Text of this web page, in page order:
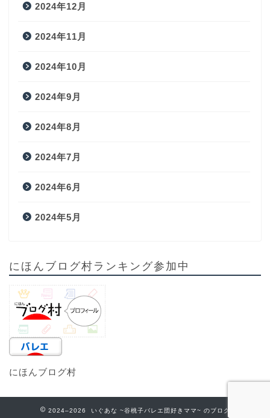
2024年12月
2024年11月
2024年10月
2024年9月
2024年8月
2024年7月
2024年6月
2024年5月
にほんブログ村ランキング参加中
にほんブログ村
2024–2026 いぐあな ~谷桃子バレエ団好きママ~ のブログ